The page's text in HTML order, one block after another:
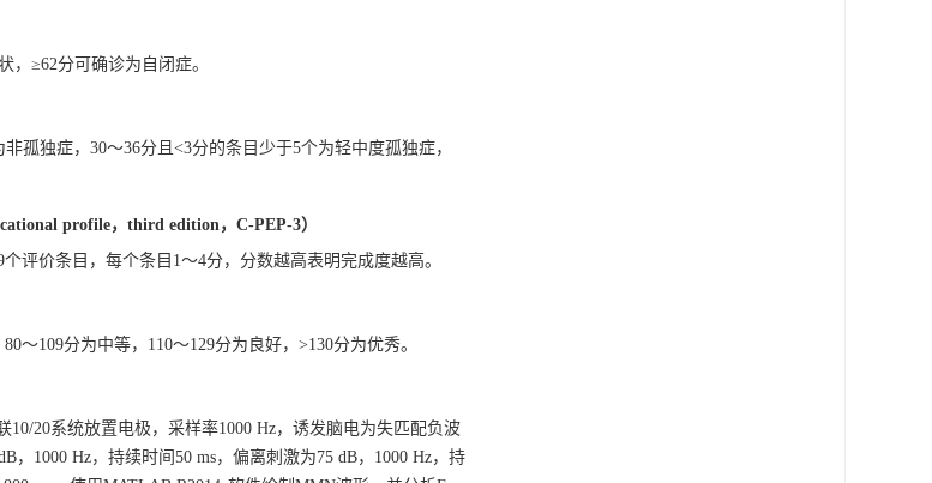
，≥62分可确诊为自闭症。
孤独症，30～36分且<3分的条目少于5个为轻中度孤独症，
profile，third edition，C-PEP-3）
评价条目，每个条目1～4分，分数越高表明完成度越高。
～109分为中等，110～129分为良好，>130分为优秀。
10/20系统放置电极，采样率1000 Hz，诱发脑电为失匹配负波
， 1000 Hz，持续时间50 ms，偏离刺激为75 dB， 1000 Hz，持